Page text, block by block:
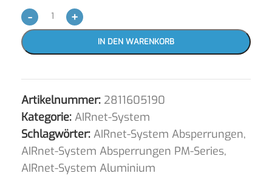
- +
IN DEN WARENKORB
Artikelnummer: 2811605190
Kategorie: AIRnet-System
Schlagwörter: AIRnet-System Absperrungen,
AIRnet-System Absperrungen PM-Series,
AIRnet-System Aluminium